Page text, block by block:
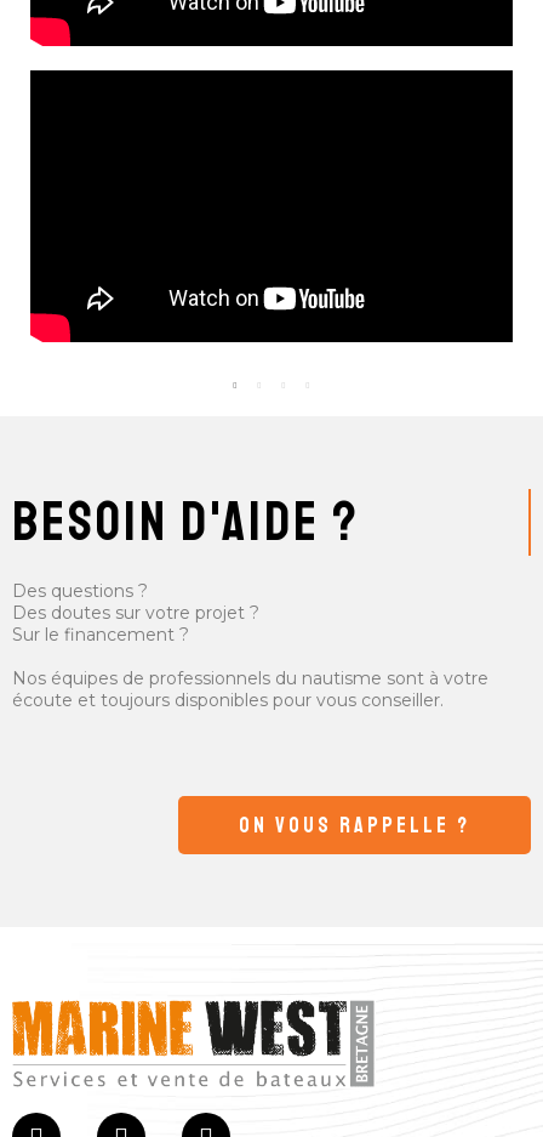
besoin d'aide ?
Des questions ?
Des doutes sur votre projet ?
Sur le financement ?
Nos équipes de professionnels du nautisme sont à votre
écoute et toujours disponibles pour vous conseiller.
ON VOUS RAPPELLE ?